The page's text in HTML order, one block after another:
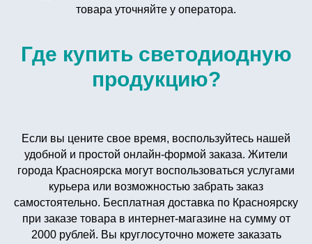
товара уточняйте у оператора.
Где купить светодиодную
продукцию?
Если вы цените свое время, воспользуйтесь нашей
удобной и простой онлайн-формой заказа. Жители
города Красноярска могут воспользоваться услугами
курьера или возможностью забрать заказ
самостоятельно. Бесплатная доставка по Красноярску
при заказе товара в интернет-магазине на сумму от
2000 рублей. Вы круглосуточно можете заказать